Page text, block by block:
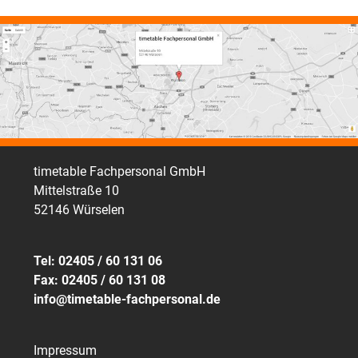
timetable Fachpersonal GmbH
Mittelstraße 10
52146 Würselen
Tel: 02405 / 60 131 06
Fax: 02405 / 60 131 08
info@timetable-fachpersonal.de
Impressum